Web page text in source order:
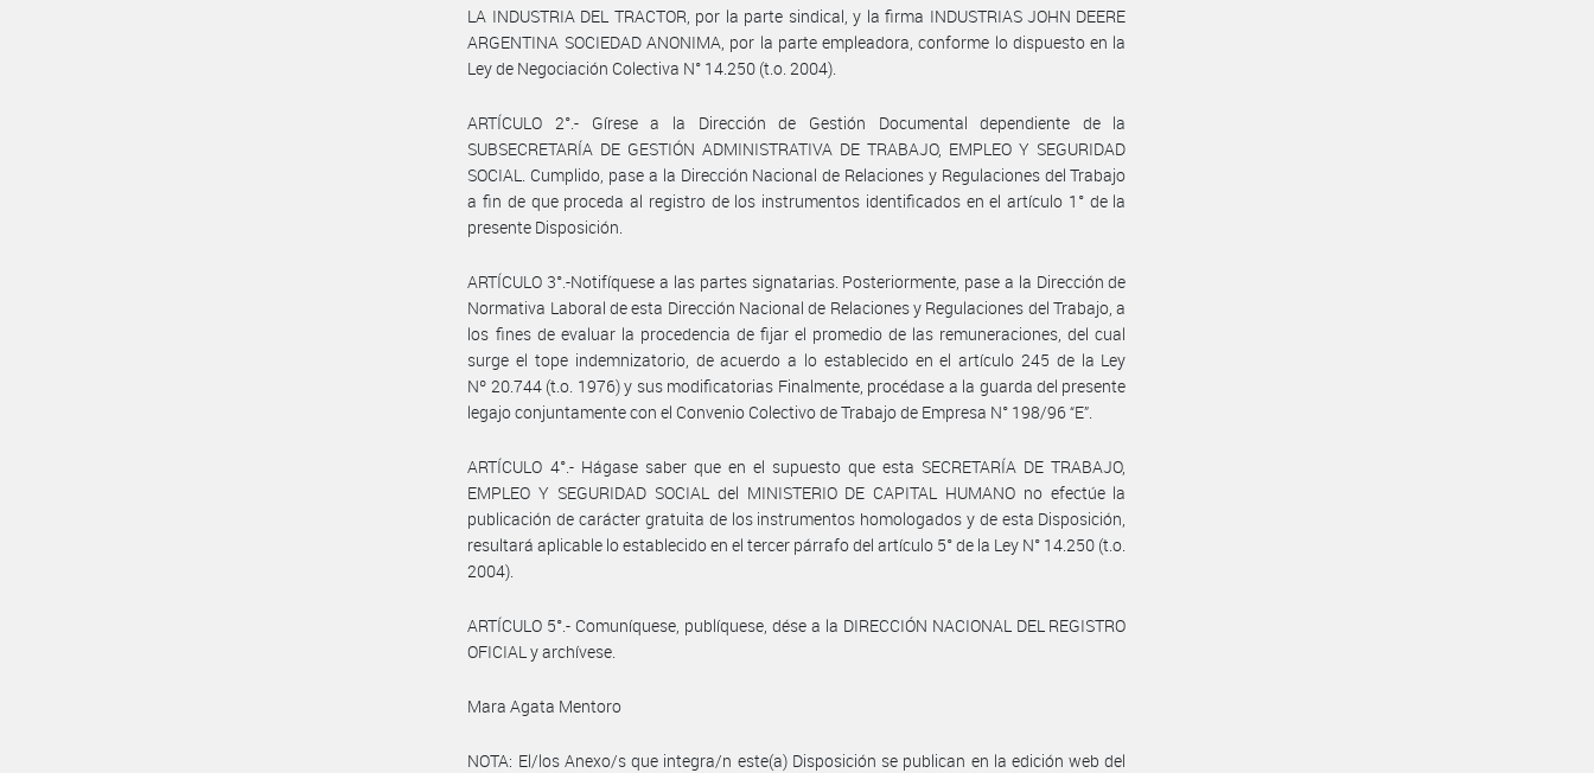
LA INDUSTRIA DEL TRACTOR, por la parte sindical, y la firma INDUSTRIAS JOHN DEERE
ARGENTINA SOCIEDAD ANONIMA, por la parte empleadora, conforme lo dispuesto en la
Ley de Negociación Colectiva N° 14.250 (t.o. 2004).
ARTÍCULO 2°.- Gírese a la Dirección de Gestión Documental dependiente de la
SUBSECRETARÍA DE GESTIÓN ADMINISTRATIVA DE TRABAJO, EMPLEO Y SEGURIDAD
SOCIAL. Cumplido, pase a la Dirección Nacional de Relaciones y Regulaciones del Trabajo
a fin de que proceda al registro de los instrumentos identificados en el artículo 1° de la
presente Disposición.
ARTÍCULO 3°.-Notifíquese a las partes signatarias. Posteriormente, pase a la Dirección de
Normativa Laboral de esta Dirección Nacional de Relaciones y Regulaciones del Trabajo, a
los fines de evaluar la procedencia de fijar el promedio de las remuneraciones, del cual
surge el tope indemnizatorio, de acuerdo a lo establecido en el artículo 245 de la Ley
Nº 20.744 (t.o. 1976) y sus modificatorias Finalmente, procédase a la guarda del presente
legajo conjuntamente con el Convenio Colectivo de Trabajo de Empresa N° 198/96 “E”.
ARTÍCULO 4°.- Hágase saber que en el supuesto que esta SECRETARÍA DE TRABAJO,
EMPLEO Y SEGURIDAD SOCIAL del MINISTERIO DE CAPITAL HUMANO no efectúe la
publicación de carácter gratuita de los instrumentos homologados y de esta Disposición,
resultará aplicable lo establecido en el tercer párrafo del artículo 5° de la Ley N° 14.250 (t.o.
2004).
ARTÍCULO 5°.- Comuníquese, publíquese, dése a la DIRECCIÓN NACIONAL DEL REGISTRO
OFICIAL y archívese.
Mara Agata Mentoro
NOTA: El/los Anexo/s que integra/n este(a) Disposición se publican en la edición web del